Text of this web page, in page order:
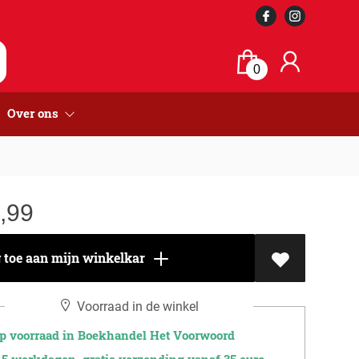
0
Over ons
toe aan mijn winkelkar
Voorraad in de winkel
voorraad in Boekhandel Het Voorwoord